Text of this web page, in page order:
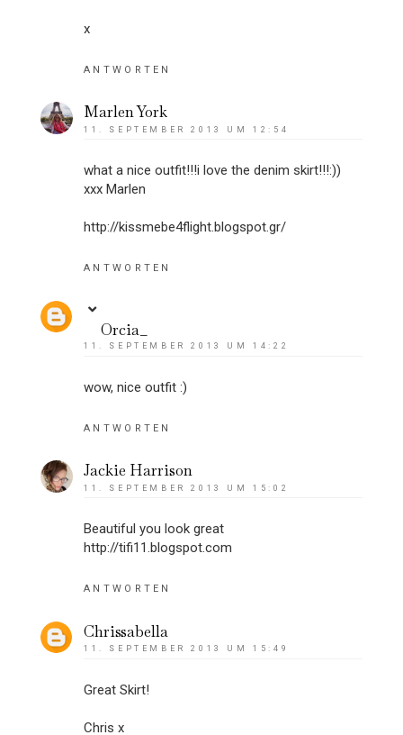
x
ANTWORTEN
Marlen York
11. SEPTEMBER 2013 UM 12:54
what a nice outfit!!!i love the denim skirt!!!:))
xxx Marlen
http://kissmebe4flight.blogspot.gr/
ANTWORTEN
Orcia_
11. SEPTEMBER 2013 UM 14:22
wow, nice outfit :)
ANTWORTEN
Jackie Harrison
11. SEPTEMBER 2013 UM 15:02
Beautiful you look great
http://tifi11.blogspot.com
ANTWORTEN
Chrissabella
11. SEPTEMBER 2013 UM 15:49
Great Skirt!
Chris x